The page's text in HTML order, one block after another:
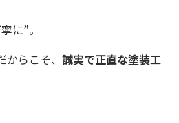
に”。
からこそ、誠実で正直な塗装工